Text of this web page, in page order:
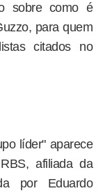
sobre como é
para quem
citados no
líder" aparece
afiliada da
por Eduardo